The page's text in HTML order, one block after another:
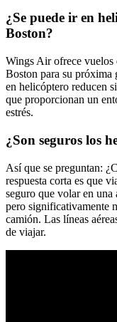
¿Se puede ir en
Boston?
Wings Air ofrece vuelos
Boston para su próxima
en helicóptero reducen
que proporcionan un
estrés.
¿Son seguros los
Así que se preguntan:
respuesta corta es que
seguro que volar en
pero significativamente
camión. Las líneas
de viajar.